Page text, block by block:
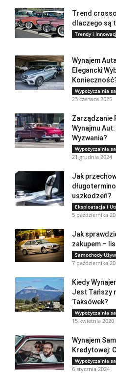
Trend
dlaczego są
Trendy i
Wynajem
Elegancki
Wypożyczalnia
23 czerwca 2025
Zarządzanie
Wynajmu
Wyzwania?
Wypożyczalnia
21 grudnia 2024
Jak
uszkodzeń?
Eksploatacja i
5 października
Jak
zakupem –
Samochody
7 października
Kiedy
Jest Tańszy
Taksówek?
Wypożyczalnia
15 kwietnia 2020
Wynajem
Kredytowej:
Wypożyczalnia
6 stycznia 2024